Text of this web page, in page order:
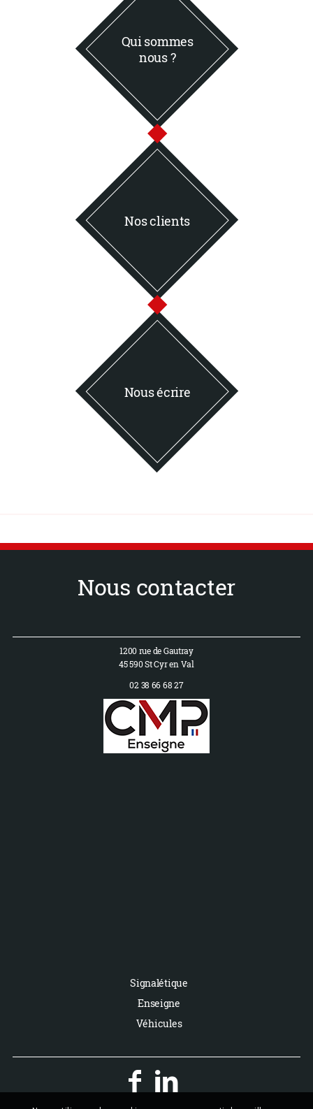
Qui sommes
nous ?
Nos clients
Nous écrire
Nous contacter
1200 rue de Gautray
45 590 St Cyr en Val
02 38 66 68 27
Signalétique
Enseigne
Véhicules
 